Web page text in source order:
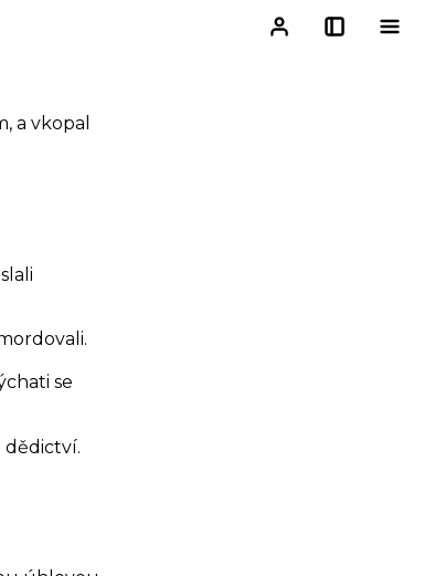
a vkopal
se
dědictví.